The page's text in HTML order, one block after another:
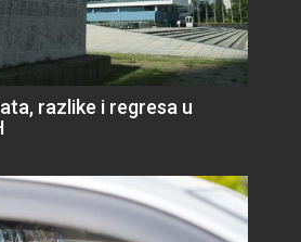
razlike i regresa u